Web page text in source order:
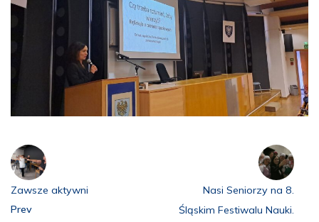
Zawsze aktywni
Prev
Nasi Seniorzy na 8.
Śląskim Festiwalu Nauki.